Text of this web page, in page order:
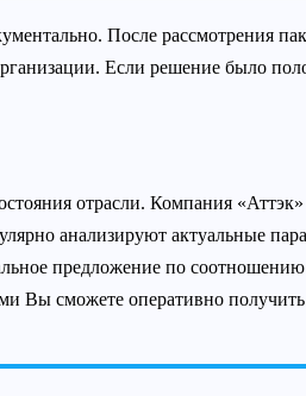
После рассмотрения
Если решение было
отрасли. Компания
анализируют актуальные
предложение по соотношению
Вы сможете оперативно